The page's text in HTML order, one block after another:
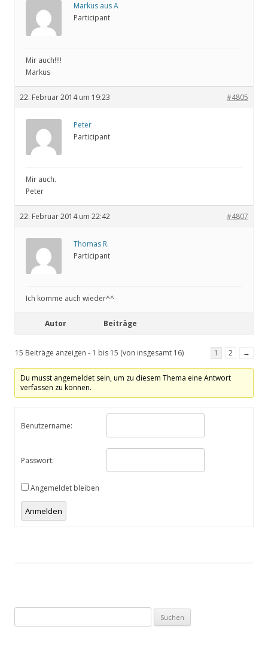
Markus aus A
Participant
Mir auch!!!!
Markus
22. Februar 2014 um 19:23 #4805
Peter
Participant
Mir auch.
Peter
22. Februar 2014 um 22:42 #4807
Thomas R.
Participant
Ich komme auch wieder^^
Autor Beiträge
15 Beiträge anzeigen - 1 bis 15 (von insgesamt 16) 1 2 →
Du musst angemeldet sein, um zu diesem Thema eine Antwort
verfassen zu können.
Benutzername:
Passwort:
Angemeldet bleiben
Anmelden
nach: